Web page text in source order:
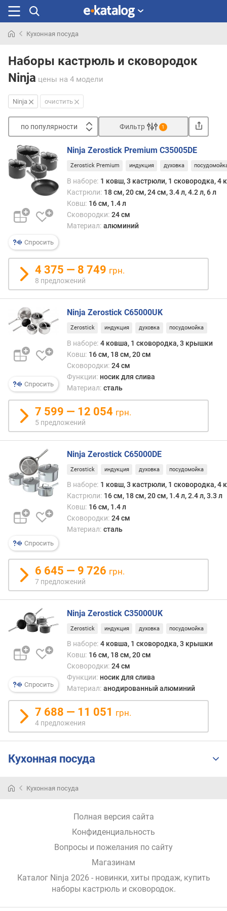
раньше
Кухонная посуда
Наборы кастрюль и сковородок
Ninja цены на 4 модели
Ninja очистить
по популярности
п
о
п
у
л
р
н
с
о
т
е
ш
в
ы
х
к
д
о
о
г
и
м
о
т
о
р
о
г
и
х
д
е
е
в
п
о
о
т
з
в
м
о
Фильтр 1
Спросить
Ninja Zerostick Premium C35005DE
Zerostick Premium индукция духовка
В наборе: 1 ковш, 3 кастрюли, 1 сковородка, 4
Кастрюли: 18 см, 20 см, 24 см, 3.4 л, 4.2 л, 6 л
Ковш: 16 см, 1.4 л
Сковородки: 24 см
Материал: алюминий
4 375 — 8 749 грн.
8 предложений
Спросить
Ninja Zerostick C65000UK
Zerostick индукция духовка посудомойка
В наборе: 4 ковша, 1 сковородка, 3 крышки
Ковш: 16 см, 18 см, 20 см
Сковородки: 24 см
Функции: носик для слива
Материал: сталь
7 599 — 12 054 грн.
5 предложений
Спросить
Ninja Zerostick C65000DE
Zerostick индукция духовка посудомойка
В наборе: 1 ковш, 3 кастрюли, 1 сковородка, 4
Кастрюли: 16 см, 18 см, 20 см, 1.4 л, 2.4 л, 3.3 л
Ковш: 16 см, 1.4 л
Сковородки: 24 см
Материал: сталь
6 645 — 9 726 грн.
7 предложений
Спросить
Ninja Zerostick C35000UK
Zerostick индукция духовка посудомойка
В наборе: 4 ковша, 1 сковородка, 3 крышки
Ковш: 16 см, 18 см, 20 см
Сковородки: 24 см
Функции: носик для слива
Материал: анодированный алюминий
7 688 — 11 051 грн.
4 предложения
Кухонная посуда
Кухонная посуда
Полная версия сайта
Конфиденциальность
Вопросы и пожелания по сайту
Магазинам
Каталог Ninja 2026 - новинки, хиты продаж, купить
наборы кастрюль и сковородок.